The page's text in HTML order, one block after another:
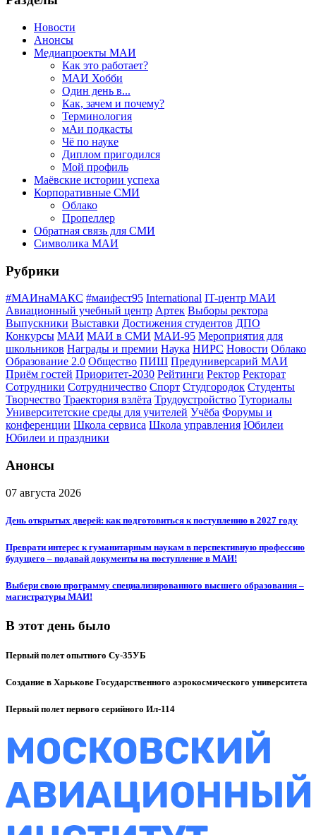
Новости
Анонсы
Медиапроекты МАИ
Как это работает?
МАИ Хобби
Один день в...
Как, зачем и почему?
Терминология
мАи подкасты
Чё по науке
Диплом пригодился
Мой профиль
Маёвские истории успеха
Корпоративные СМИ
Облако
Пропеллер
Обратная связь для СМИ
Символика МАИ
Рубрики
#МАИнаМАКС #маифест95 International IT-центр МАИ
Авиационный учебный центр Артек Выборы ректора
Выпускники Выставки Достижения студентов ДПО
Конкурсы МАИ МАИ в СМИ МАИ-95 Мероприятия для
школьников Награды и премии Наука НИРС Новости Облако
Образование 2.0 Общество ПИШ Предуниверсарий МАИ
Приём гостей Приоритет-2030 Рейтинги Ректор Ректорат
Сотрудники Сотрудничество Спорт Студгородок Студенты
Творчество Траектория взлёта Трудоустройство Туториалы
Университетские среды для учителей Учёба Форумы и
конференции Школа сервиса Школа управления Юбилеи
Юбилеи и праздники
Анонсы
07 августа 2026
День открытых дверей: как подготовиться к поступлению в 2027 году
Преврати интерес к гуманитарным наукам в перспективную профессию
будущего – подавай документы на поступление в МАИ!
Выбери свою программу специализированного высшего образования –
магистратуры МАИ!
В этот день было
Первый полет опытного Су-35УБ
Создание в Харькове Государственного аэрокосмического университета
Первый полет первого серийного Ил-114